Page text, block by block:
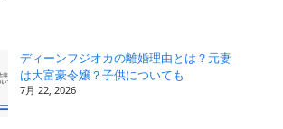
ディーンフジオカの離婚理由とは？元妻
は大富豪令嬢？子供についても
7月 22, 2026